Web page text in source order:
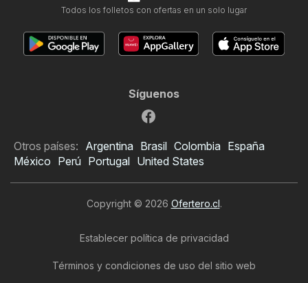
Todos los folletos con ofertas en un solo lugar
Síguenos
Otros países: Argentina Brasil Colombia España
México Perú Portugal United States
Copyright © 2026 Ofertero.cl.
Establecer política de privacidad
Términos y condiciones de uso del sitio web